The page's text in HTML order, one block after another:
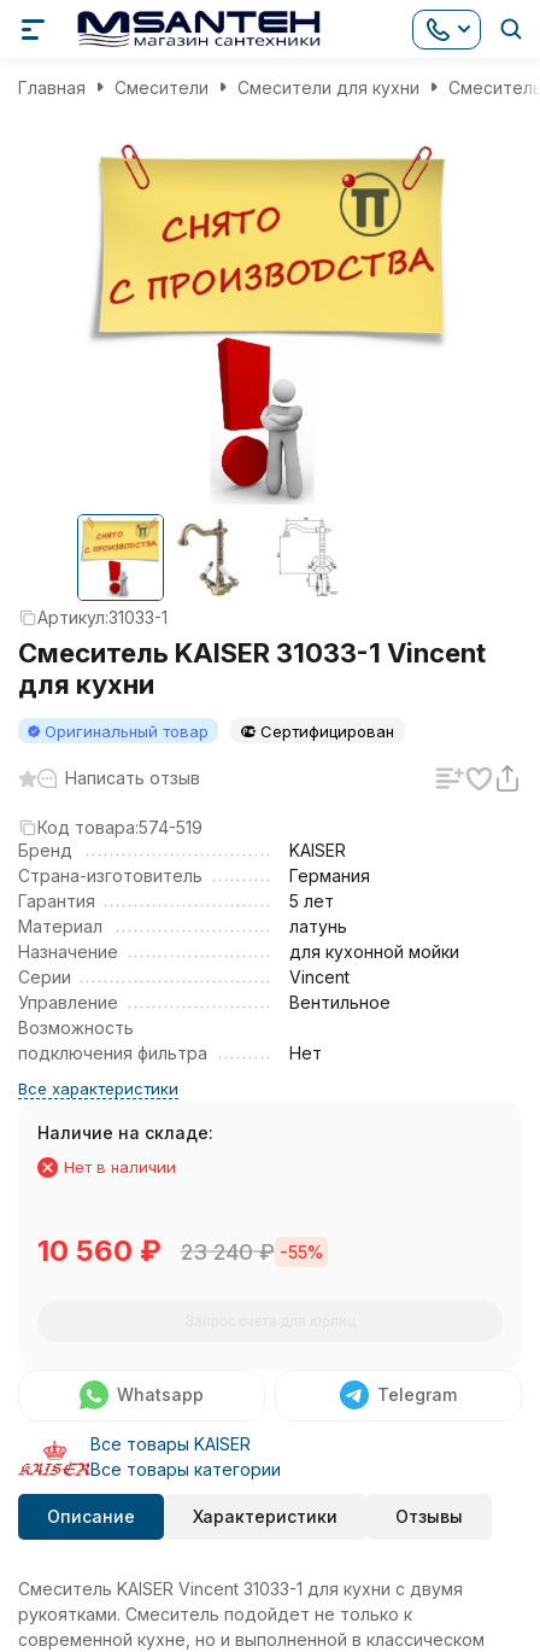
Главная Смесители Смесители для кухни
Артикул:31033-1
Смеситель KAISER 31033-1 Vincent
для кухни
Оригинальный товар Сертифицирован
Написать отзыв
Код товара:574-519
Бренд
KAISER
Страна-изготовитель
Германия
Гарантия
5 лет
Материал
латунь
Назначение
для кухонной мойки
Серии
Vincent
Управление
Вентильное
Возможность
подключения фильтра
Нет
Все характеристики
Наличие на складе:
Нет в наличии
10 560 ₽ 23 240₽ -55%
Whatsapp Telegram
Все товары KAISER
Все товары категории
Описание Характеристики Отзывы
Смеситель KAISER Vincent 31033-1 для кухни с двумя
рукоятками. Смеситель подойдет не только к
современной кухне, но и выполненной в классическом